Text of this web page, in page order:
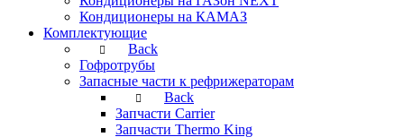
Кондиционеры на КАМАЗ
Комплектующие
Back
Гофротрубы
Запасные части к рефрижераторам
Back
Запчасти Carrier
Запчасти Thermo King